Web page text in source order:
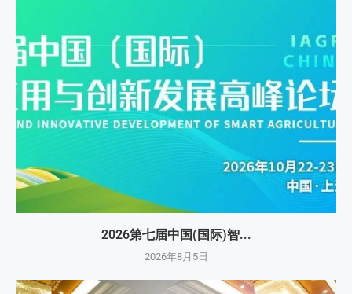
2026第七届中国(国际)智...
2026年8月5日